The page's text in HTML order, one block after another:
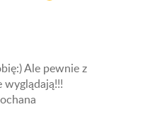
Ale pewnie z
wyglądają!!!